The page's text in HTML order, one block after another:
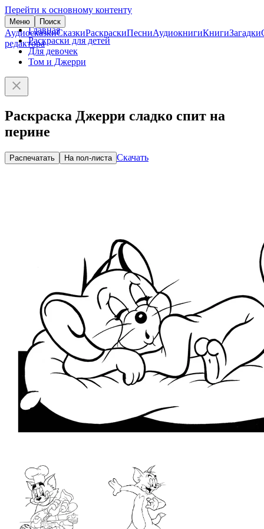
Перейти к основному контенту
Меню Поиск
АудиосказкиСказкиРаскраскиПесниАудиокнигиКнигиЗагадки
редактора
Главная
Раскраски для детей
Для девочек
Том и Джерри
Раскраска Джерри сладко спит на
перине
Распечатать На пол-листа Скачать